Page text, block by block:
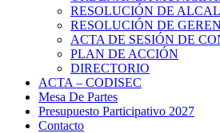
RESOLUCIÓN DE
RESOLUCIÓN DE
ACTA DE SESIÓN DE
PLAN DE ACCIÓN
DIRECTORIO
ACTA – CODISEC
Mesa De Partes
Presupuesto Participativo 2027
Contacto